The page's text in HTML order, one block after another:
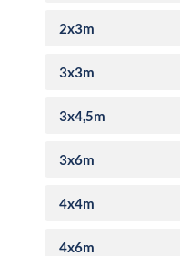
2x3m
3x3m
3x4,5m
3x6m
4x4m
4x6m